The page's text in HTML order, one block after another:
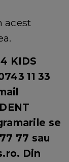
acest
KIDS
11 33
se
77 sau
Din